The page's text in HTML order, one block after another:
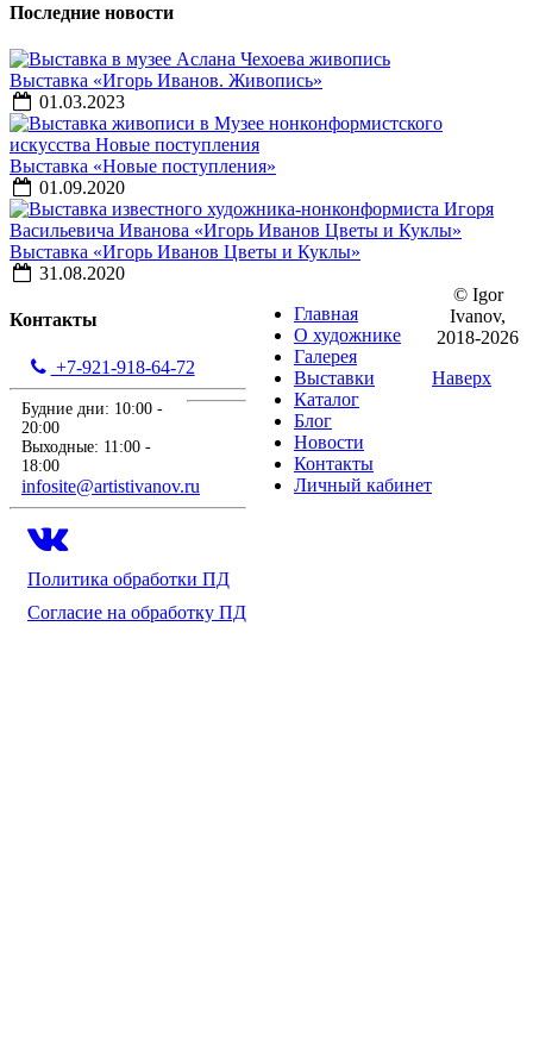
Последние новости
Выставка «Игорь Иванов. Живопись»
01.03.2023
Выставка «Новые поступления»
01.09.2020
Выставка «Игорь Иванов Цветы и Куклы»
31.08.2020
Контакты
+7-921-918-64-72
Будние дни: 10:00 -
20:00
Выходные: 11:00 -
18:00
infosite@artistivanov.ru
Политика обработки ПД
Согласие на обработку ПД
Главная
О художнике
Галерея
Выставки
Каталог
Блог
Новости
Контакты
Личный кабинет
© Igor
Ivanov,
2018-2026
Наверх